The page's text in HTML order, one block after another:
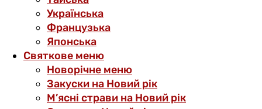
Українська
Французька
Японська
Святкове меню
Новорічне меню
Закуски на Новий рік
М’ясні страви на Новий рік